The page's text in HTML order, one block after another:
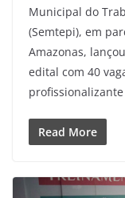
Municipal do
(Semtepi), em
Amazonas,
edital com 40
profissionalizante
Read More